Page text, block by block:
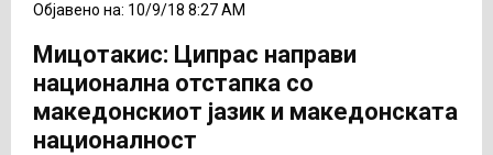
Објавено на: 10/9/18 8:27 AM
Мицотакис: Ципрас направи
национална отстапка со
македонскиот јазик и македонската
националност